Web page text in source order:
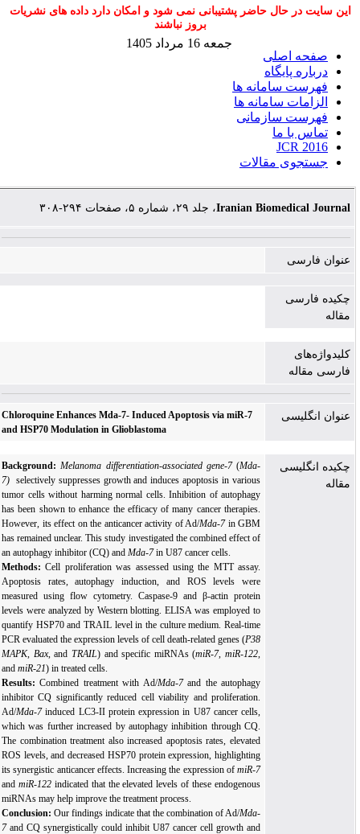
این سایت در حال حاضر پشتیبانی نمی شود و امکان دارد داده های نشریات
بروز نباشند
صفحه اصلی
درباره پایگاه
فهرست سامانه ها
الزامات سامانه ها
فهرست سازمانی
تماس با ما
JCR 2016
جستجوی مقالات
جمعه 16 مرداد 1405
Iranian Biomedical Journal، جلد ۲۹، شماره ۵، صفحات ۲۹۴-۳۰۸
عنوان فارسی
چکیده فارسی
مقاله
کلیدواژه‌های
فارسی مقاله
عنوان انگلیسی
Chloroquine Enhances Mda-7- Induced Apoptosis via miR-7
and HSP70 Modulation in Glioblastoma
چکیده انگلیسی
مقاله
Background:Melanoma differentiation-associated gene-7(Mda-
7)selectively suppresses growth and induces apoptosis in various
tumor cells without harming normal cells. Inhibition of autophagy
has been shown to enhance the efficacy of many cancer therapies.
However, its effect on the anticancer activity of Ad/Mda-7in GBM
has remained unclear.This study investigated the combined effect of
an autophagy inhibitor (CQ) andMda-7in U87 cancer cells.
Methods:Cell proliferation was assessed using the MTT assay.
Apoptosis rates, autophagy induction, and ROS levels were
measured using flow cytometry. Caspase-9 and β-actin protein
levels were analyzed by Western blotting. ELISA was employed to
quantify HSP70 and TRAIL level in the culture medium. Real-time
PCR evaluated the expression levels of cell death-related genes (P38
MAPK,Bax, andTRAIL) and specific miRNAs (miR-7,miR-122
andmiR-21) in treated cells.
Results:Combined treatment with Ad/Mda-7and the autophagy
inhibitor CQ significantly reduced cell viability and proliferation.
Ad/Mda-7induced LC3-II protein expression in U87 cancer cells,
which was further increased by autophagy inhibition through CQ.
The combination treatment also increased apoptosis rates, elevated
ROS levels, and decreased HSP70 protein expression, highlighting
its synergistic anticancer effects.Increasing the expression ofmiR-7
andmiR-122indicated that the elevated levels of these endogenous
miRNAs may help improve the treatment process.
Conclusion:Our findings indicate that the combination of Ad/Mda-
7and CQ synergistically could inhibit U87 cancer cell growth and